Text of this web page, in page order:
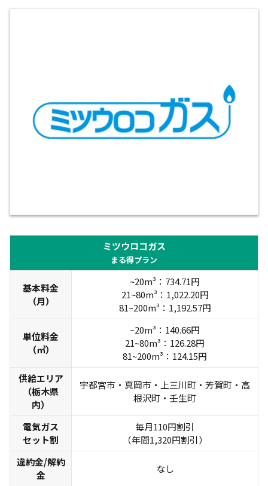
ミツウロコガス
まる得プラン
基本料金
（月）
~20m³：734.71円
21~80m³：1,022.20円
81~200m³：1,192.57円
単位料金
（㎥）
~20m³：140.66円
21~80m³：126.28円
81~200m³：124.15円
供給エリア
（栃木県
内）
宇都宮市・真岡市・上三川町・芳賀町・高
根沢町・壬生町
電気ガス
セット割
毎月110円割引
（年間1,320円割引）
違約金/解約
金
なし